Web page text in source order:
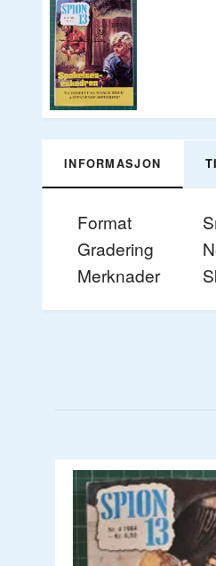
INFORMASJON
Format
Gradering
Merknader